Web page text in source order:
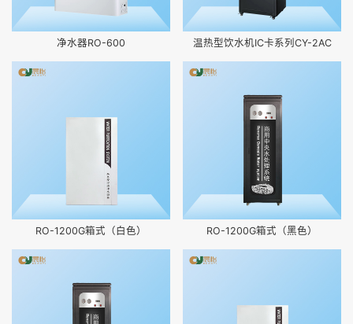
净水器RO-600 温热型饮水机IC卡系列CY-2AC
RO-1200G箱式（白色） RO-1200G箱式（黑色）